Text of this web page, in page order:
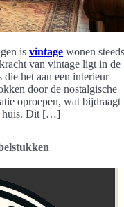
is vintage wonen steeds
van vintage ligt in de
die het aan een interieur
door de nostalgische
oproepen, wat bijdraagt
huis. Dit […]